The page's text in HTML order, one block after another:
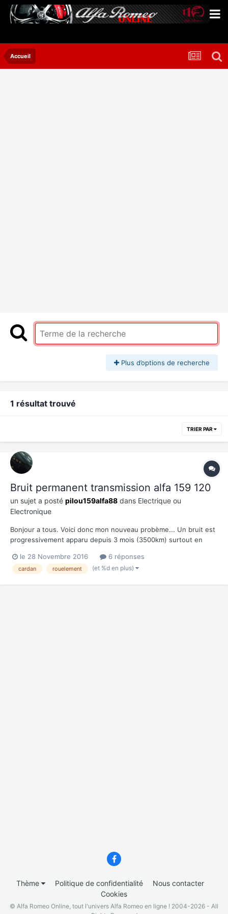
Accueil
Plus d’options de recherche
1 résultat trouvé
TRIER PAR
Bruit permanent transmission alfa 159 120
un sujet a posté pilou159alfa88 dans Electrique ou
Electronique
Bonjour a tous. Voici donc mon nouveau probème... Un bruit est
progressivement apparu depuis 3 mois (3500km) surtout en
les vitesses et au point mort aussi. Il reste toujours bien plus
présent en 3ème et même 5ème. C'est un b...
le 28 Novembre 2016 6 réponses
cardan rouelement (et %d en plus)
Thème Politique de confidentialité
Nous contacter
Cookies
© Alfa Romeo Online, tout l'univers Alfa Romeo en ligne ! 2004-2026 - All